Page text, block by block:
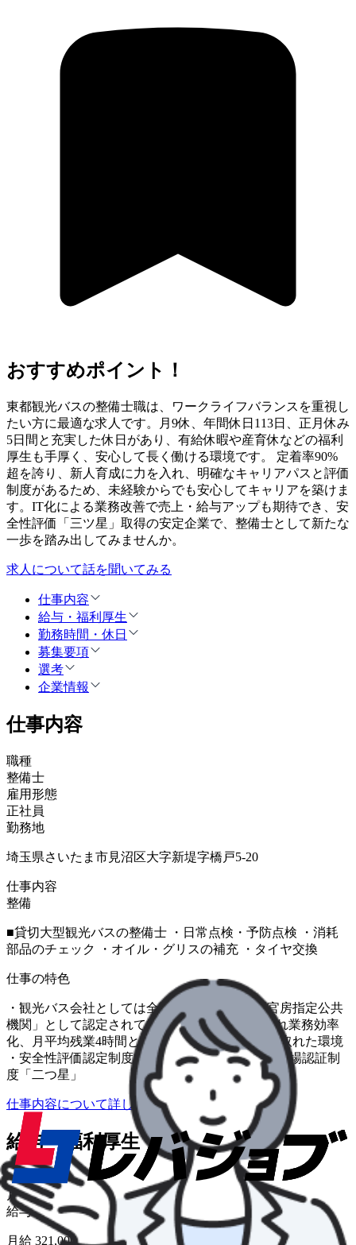
おすすめポイント！
東都観光バスの整備士職は、ワークライフバランスを重視し
たい方に最適な求人です。月9休、年間休日113日、正月休み
5日間と充実した休日があり、有給休暇や産育休などの福利
厚生も手厚く、安心して長く働ける環境です。 定着率90%
超を誇り、新人育成に力を入れ、明確なキャリアパスと評価
制度があるため、未経験からでも安心してキャリアを築けま
す。IT化による業務改善で売上・給与アップも期待でき、安
全性評価「三ツ星」取得の安定企業で、整備士として新たな
一歩を踏み出してみませんか。
求人について話を聞いてみる
仕事内容
給与・福利厚生
勤務時間・休日
募集要項
選考
企業情報
仕事内容
職種
整備士
雇用形態
正社員
勤務地
埼玉県さいたま市見沼区大字新堤字橋戸5-20
仕事内容
整備
■貸切大型観光バスの整備士 ・日常点検・予防点検 ・消耗
部品のチェック ・オイル・グリスの補充 ・タイヤ交換
仕事の特色
・観光バス会社としては全国2社のみの「内閣官房指定公共
機関」として認定されています。 ・ITを取り入れ業務効率
化、月平均残業4時間とワークライフバランスの取れた環境
・安全性評価認定制度「三ツ星」 ・働きやすい職場認証制
度「二つ星」
仕事内容について詳しく知りたい
給与・福利厚生
給与形態
月給
給与
月給 321,000円〜